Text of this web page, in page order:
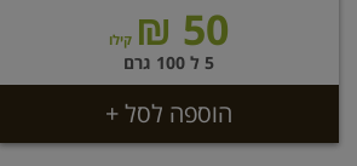
50 ₪ קילו
5 ל 100 גרם
הוספה לסל +